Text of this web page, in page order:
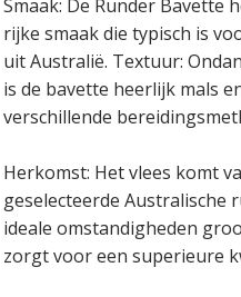
Smaak: De Runder Bavette
rijke smaak die typisch is
uit Australië. Textuur:
is de bavette heerlijk mals
verschillende
Herkomst: Het vlees komt
geselecteerde Australische
ideale omstandigheden
zorgt voor een superieure